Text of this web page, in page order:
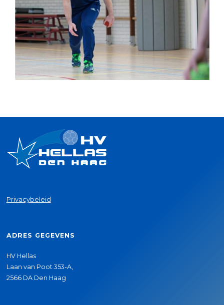
Privacybeleid
ADRES GEGEVENS
HV Hellas
Laan van Poot 353-A,
2566 DA Den Haag